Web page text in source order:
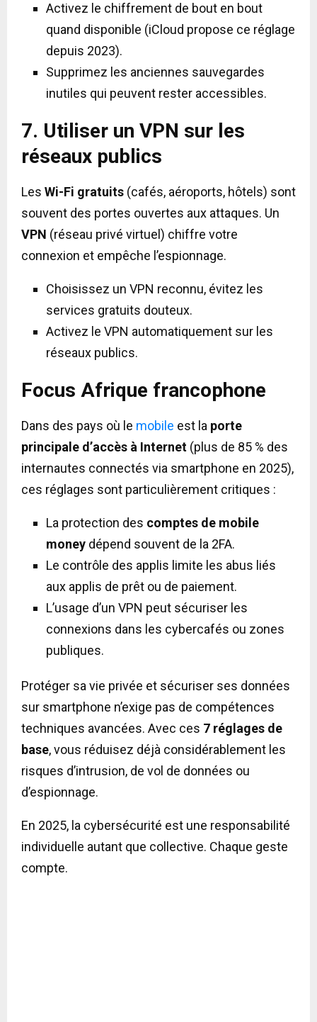
Activez le chiffrement de bout en bout
quand disponible (iCloud propose ce réglage
depuis 2023).
Supprimez les anciennes sauvegardes
inutiles qui peuvent rester accessibles.
7. Utiliser un VPN sur les
réseaux publics
Les Wi-Fi gratuits (cafés, aéroports, hôtels) sont
souvent des portes ouvertes aux attaques. Un
VPN (réseau privé virtuel) chiffre votre
connexion et empêche l’espionnage.
Choisissez un VPN reconnu, évitez les
services gratuits douteux.
Activez le VPN automatiquement sur les
réseaux publics.
Focus Afrique francophone
Dans des pays où le mobile est la porte
principale d’accès à Internet (plus de 85 % des
internautes connectés via smartphone en 2025),
ces réglages sont particulièrement critiques :
La protection des comptes de mobile
money dépend souvent de la 2FA.
Le contrôle des applis limite les abus liés
aux applis de prêt ou de paiement.
L’usage d’un VPN peut sécuriser les
connexions dans les cybercafés ou zones
publiques.
Protéger sa vie privée et sécuriser ses données
sur smartphone n’exige pas de compétences
techniques avancées. Avec ces 7 réglages de
base, vous réduisez déjà considérablement les
risques d’intrusion, de vol de données ou
d’espionnage.
En 2025, la cybersécurité est une responsabilité
individuelle autant que collective. Chaque geste
compte.